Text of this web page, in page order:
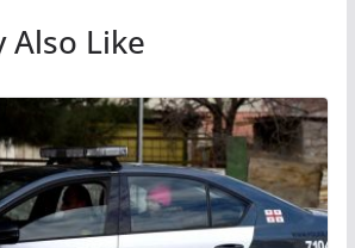
Also Like